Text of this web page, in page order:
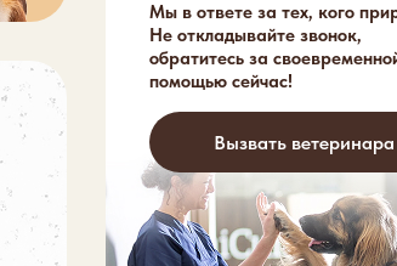
Мы в ответе за тех, кого
Не откладывайте звонок,
обратитесь за
помощью сейчас!
Вызвать ветеринара